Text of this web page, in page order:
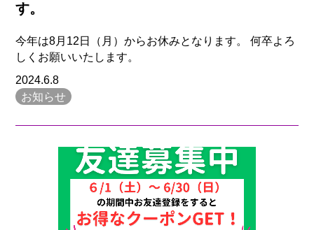
す。
今年は8月12日（月）からお休みとなります。 何卒よろ
しくお願いいたします。
2024.6.8
お知らせ